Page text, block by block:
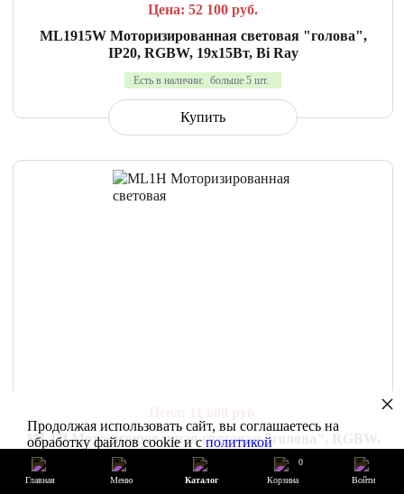
Цена: 52 100 руб.
ML1915W Моторизированная световая "голова",
IP20, RGBW, 19x15Вт, Bi Ray
Есть в наличии: больше 5 шт.
Купить
ML1H Моторизированная световая "голова", RGBW,
4х25Вт + лазер, Bi Ray
Есть в наличии: больше 5 шт.
Продолжая использовать сайт, вы соглашаетесь на
обработку файлов cookie и с политикой
конфиденциальности
×
Главная Меню Каталог Корзина
0
Войти